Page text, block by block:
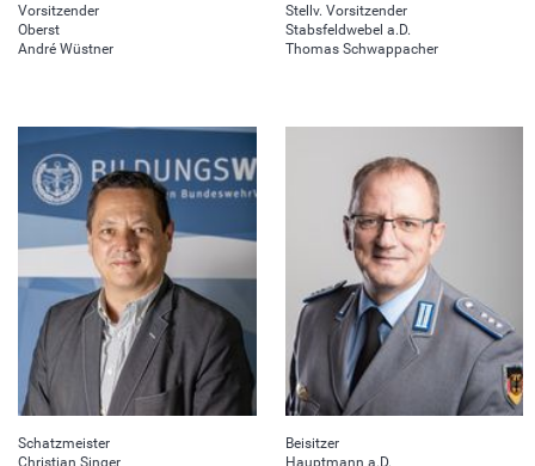
Vorsitzender
Oberst
André Wüstner
Stellv. Vorsitzender
Stabsfeldwebel a.D.
Thomas Schwappacher
Schatzmeister
Christian Singer
Beisitzer
Hauptmann a.D.